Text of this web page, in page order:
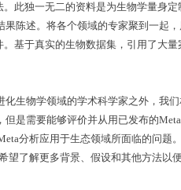
此独一无二的资料是为生物学量身
陈述。将各个领域的专家聚到一起
基于真实的生物数据集，引用了大量
生物学领域的学术科学家之外，我
是需要能够评价并从用已发布的
分析应用于生态领域所面临的问题
望了解更多背景、假设和其他方法以